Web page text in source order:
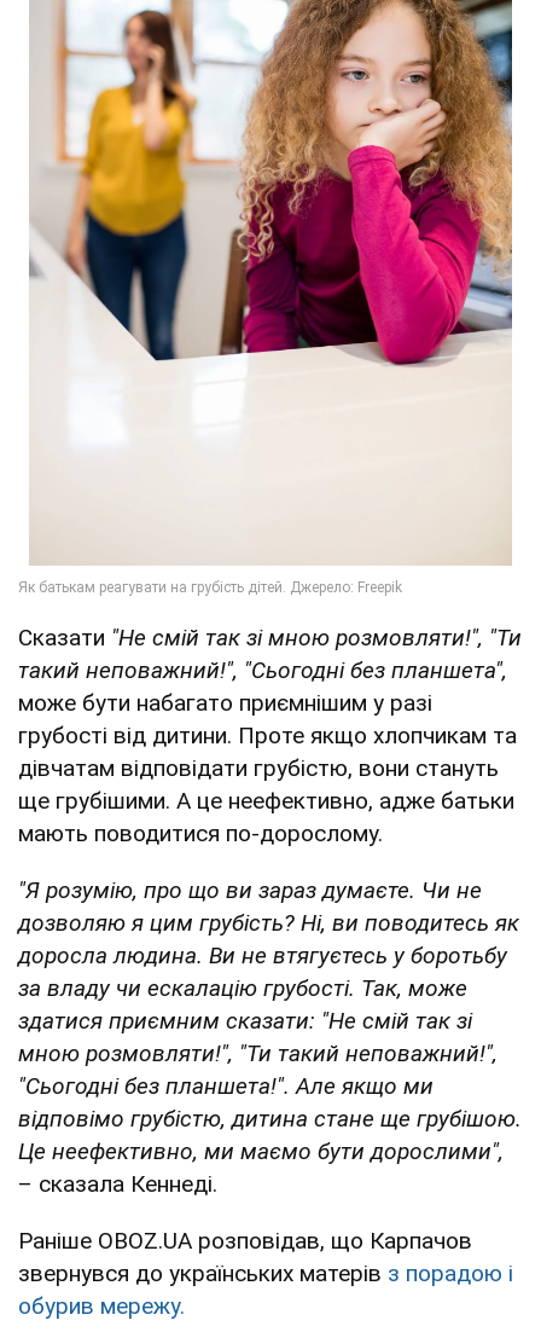
Сказати "Не смій так зі мною розмовляти!"‚ "Ти
такий неповажний!", "Сьогодні без планшета",
може бути набагато приємнішим у разі
грубості від дитини. Проте якщо хлопчикам та
дівчатам відповідати грубістю, вони стануть
ще грубішими. А це неефективно, адже батьки
мають поводитися по-дорослому.
"Я розумію, про що ви зараз думаєте. Чи не
дозволяю я цим грубість? Ні, ви поводитесь як
доросла людина. Ви не втягуєтесь у боротьбу
за владу чи ескалацію грубості. Так, може
здатися приємним сказати: "Не смій так зі
мною розмовляти!"‚ "Ти такий неповажний!"‚
"Сьогодні без планшета!". Але якщо ми
відповімо грубістю, дитина стане ще грубішою.
Це неефективно, ми маємо бути дорослими",
– сказала Кеннеді.
Раніше OBOZ.UA розповідав, що Карпачов
звернувся до українських матерів з порадою і
обурив мережу.